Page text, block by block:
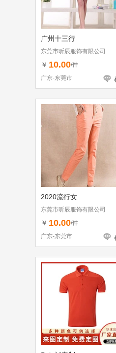
广州十三行
东莞市昕辰服饰有限公司
￥ 10.00/件
广东-东莞市
2020流行女
东莞市昕辰服饰有限公司
￥ 10.00/件
广东-东莞市